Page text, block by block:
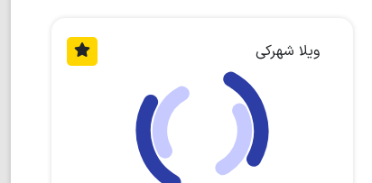
ویلا شهرکی